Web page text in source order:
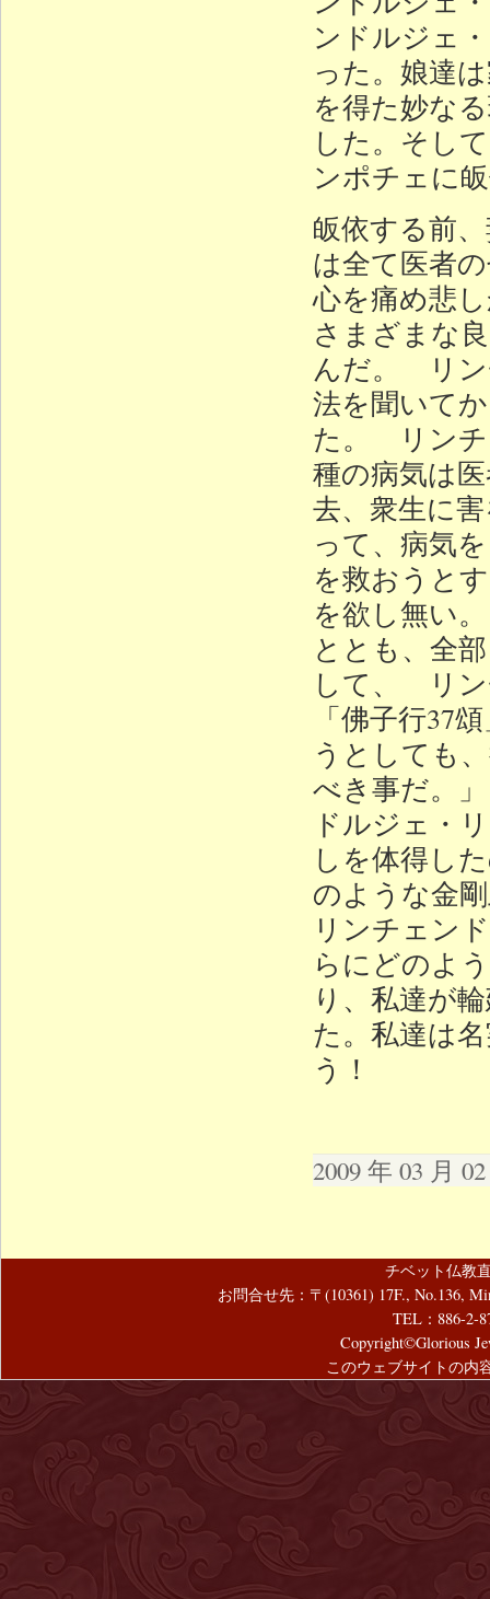
ンドルジェ
った。娘達
を得た妙な
した。そし
ンポチェに
皈依する前
は全て医者
心を痛め悲
さまざまな
んだ。 リン
法を聞いて
た。 リンチ
種の病気は
去、衆生に
って、病気
を救おうと
を欲し無い
ととも、全
して、 リン
「佛子行37
うとしても
べき事だ。
ドルジェ・
しを体得し
のような金
リンチェン
らにどのよ
り、私達が
た。私達は
う！
2009 年 03 月
チベット仏教
お問合せ先：〒(10361) 17F., No.136,
TEL：886-2-
Copyright©Glorious
このウェブサイトの内